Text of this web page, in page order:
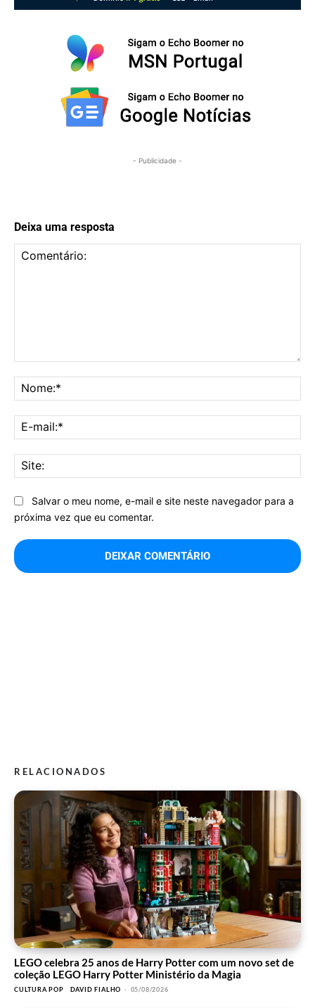
- Publicidade -
Deixa uma resposta
Salvar o meu nome, e-mail e site neste navegador para a
próxima vez que eu comentar.
RELACIONADOS
LEGO celebra 25 anos de Harry Potter com um novo set de
coleção LEGO Harry Potter Ministério da Magia
CULTURA POP DAVID FIALHO - 05/08/2026